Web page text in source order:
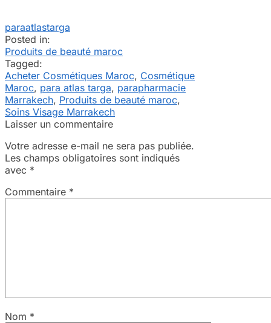
paraatlastarga
Posted in:
Produits de beauté maroc
Tagged:
Acheter Cosmétiques Maroc, Cosmétique
Maroc, para atlas targa, parapharmacie
Marrakech, Produits de beauté maroc,
Soins Visage Marrakech
Laisser un commentaire
Votre adresse e-mail ne sera pas publiée.
Les champs obligatoires sont indiqués
avec *
Commentaire *
Nom *